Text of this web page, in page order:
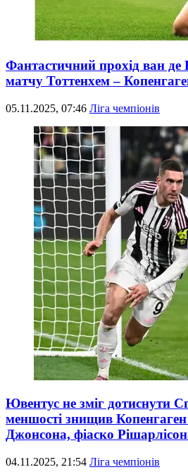
Фантастичний прохід ван де
матчу Тоттенхем –
05.11.2025, 07:46 Ліга чемпіонів
Ювентус не зміг дотиснути
меншості знищив
Джонсона, фіаско
04.11.2025, 21:54 Ліга чемпіонів